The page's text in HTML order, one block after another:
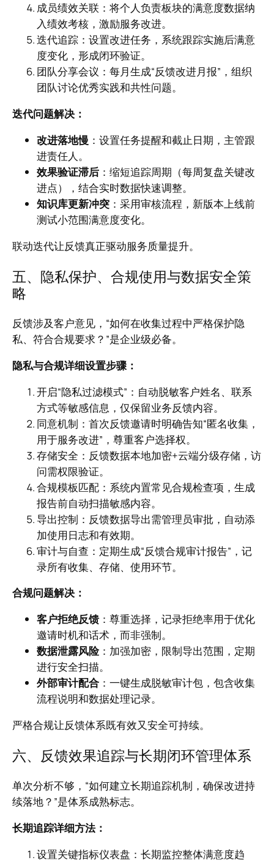
成员绩效关联：将个人负责板块的满意度数据纳
入绩效考核，激励服务改进。
迭代追踪：设置改进任务，系统跟踪实施后满意
度变化，形成闭环验证。
团队分享会议：每月生成“反馈改进月报”，组织
团队讨论优秀实践和共性问题。
迭代问题解决：
改进落地慢 ：设置任务提醒和截止日期，主管跟
进责任人。
效果验证滞后 ：缩短追踪周期（每周复盘关键改
进点），结合实时数据快速调整。
知识库更新冲突 ：采用审核流程，新版本上线前
测试小范围满意度变化。
联动迭代让反馈真正驱动服务质量提升。
五、隐私保护、合规使用与数据安全策
略
反馈涉及客户意见，“如何在收集过程中严格保护隐
私、符合合规要求？”是企业级必备。
隐私与合规详细设置步骤：
开启“隐私过滤模式”：自动脱敏客户姓名、联系
方式等敏感信息，仅保留业务反馈内容。
同意机制：首次反馈邀请时明确告知“匿名收集，
用于服务改进”，尊重客户选择权。
存储安全：反馈数据本地加密+云端分级存储，访
问需权限验证。
合规模板匹配：系统内置常见合规检查项，生成
报告前自动扫描敏感内容。
导出控制：反馈数据导出需管理员审批，自动添
加使用日志和有效期。
审计与自查：定期生成“反馈合规审计报告”，记
录所有收集、存储、使用环节。
合规问题解决：
客户拒绝反馈：尊重选择，记录拒绝率用于优化
邀请时机和话术，而非强制。
数据泄露风险：加强加密，限制导出范围，定期
进行安全扫描。
外部审计配合 ：一键生成脱敏审计包，包含收集
流程说明和数据处理记录。
严格合规让反馈体系既有效又安全可持续。
六、反馈效果追踪与长期闭环管理体系
单次分析不够，“如何建立长期追踪机制，确保改进持
续落地？”是体系成熟标志。
长期追踪详细方法：
设置关键指标仪表盘：长期监控整体满意度趋